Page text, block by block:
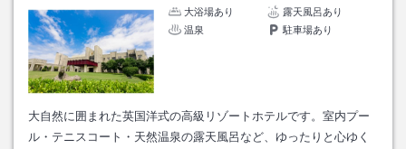
大浴場あり
露天風呂あり
温泉
駐車場あり
大自然に囲まれた英国洋式の高級リゾートホテルです。室内プー
ル・テニスコート・天然温泉の露天風呂など、ゆったりと心ゆく